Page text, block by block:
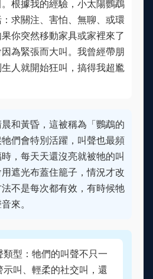
根據我的經驗，小太陽鸚鵡
求關注、害怕、無聊、或環
你突然移動家具或家裡來了
為緊張而大叫。我曾經帶朋
人就開始狂叫，搞得我超尷
和黃昏，這被稱為「鸚鵡的
們會特別活躍，叫聲也最頻
，每天天還沒亮就被牠的叫
遮光布蓋住籠子，情況才改
不是每次都有效，有時候牠
來。
型：牠們的叫聲不只一
叫、輕柔的社交叫，還